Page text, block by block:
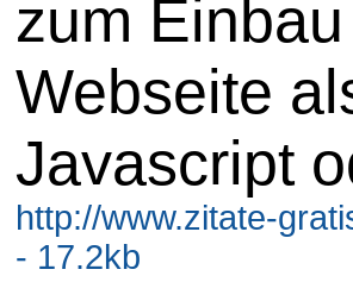
zum
Webseite
Javascript
http://www.zitate-
- 17.2kb